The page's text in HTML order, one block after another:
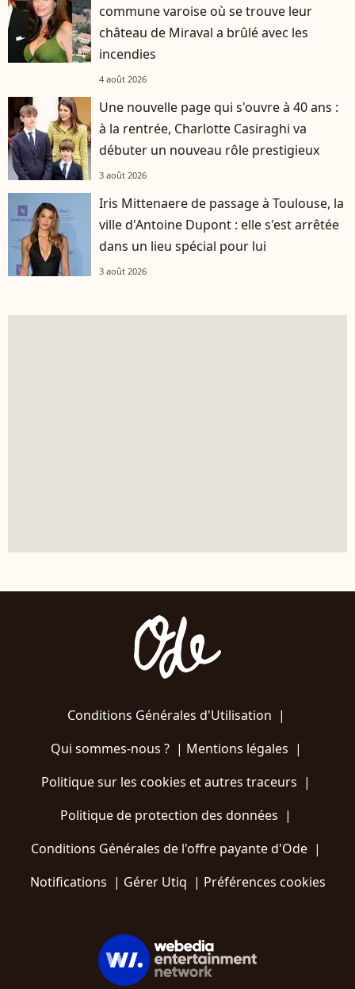
commune varoise où se trouve leur
château de Miraval a brûlé avec les
incendies
4 août 2026
Une nouvelle page qui s'ouvre à 40 ans :
à la rentrée, Charlotte Casiraghi va
débuter un nouveau rôle prestigieux
3 août 2026
Iris Mittenaere de passage à Toulouse, la
ville d'Antoine Dupont : elle s'est arrêtée
dans un lieu spécial pour lui
3 août 2026
Conditions Générales d'Utilisation |
Qui sommes-nous ?| Mentions légales |
Politique sur les cookies et autres traceurs |
Politique de protection des données |
Conditions Générales de l'offre payante d'Ode |
Notifications | Gérer Utiq | Préférences cookies